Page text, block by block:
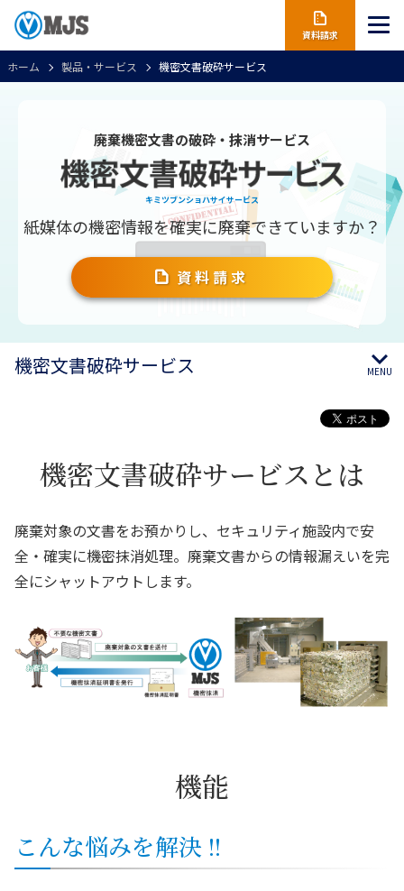
資料請求
ホーム 製品・サービス 機密文書破砕サービス
廃棄機密文書の破砕・抹消サービス
キミツブンショハサイサービス
紙媒体の機密情報を確実に廃棄できていますか？
資料請求
機密文書破砕サービス MENU
機密文書破砕サービスとは
廃棄対象の文書をお預かりし、セキュリティ施設内で安
全・確実に機密抹消処理。廃棄文書からの情報漏えいを完
全にシャットアウトします。
機能
こんな悩みを解決 !!